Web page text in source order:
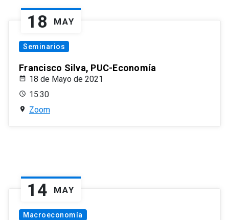
18 MAY
Seminarios
Francisco Silva, PUC-Economía
18 de Mayo de 2021
15:30
Zoom
14 MAY
Macroeconomía